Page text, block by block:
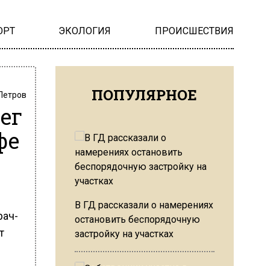
ЭКОЛОГИЯ ПРОИСШЕСТВИЯ
ПОПУЛЯРНОЕ
В ГД рассказали о намерениях
остановить беспорядочную
застройку на участках